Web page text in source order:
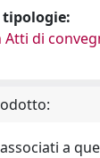
tipologie:
Atti di
a